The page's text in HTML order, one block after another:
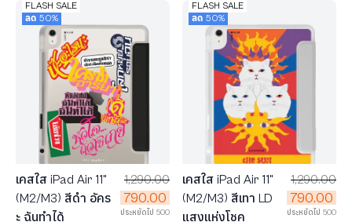
FLASH SALE
ลด 50%
เคสใส iPad Air 11"
(M2/M3) สีดำ อัคร
ะ ฉันทำได้
1,290.00
790.00
ประหยัดไป 500
FLASH SALE
ลด 50%
เคสใส iPad Air 11"
(M2/M3) สีเทา LD
แสงแห่งโชค
1,290.00
790.00
ประหยัดไป 500